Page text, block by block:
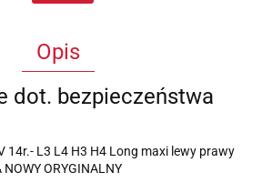
Opis
dot. bezpieczeństwa
14r.- L3 L4 H3 H4 Long maxi lewy prawy
ORYGINALNY